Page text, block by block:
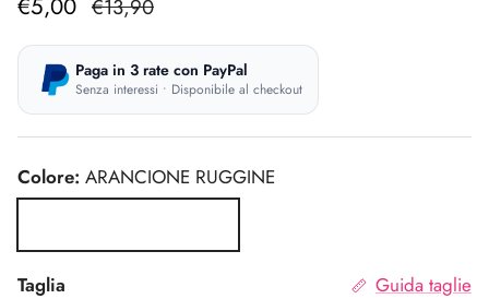
€13,90
Paga in 3 rate con PayPal
Senza interessi • Disponibile al checkout
Colore: ARANCIONE RUGGINE
Taglia
Guida taglie